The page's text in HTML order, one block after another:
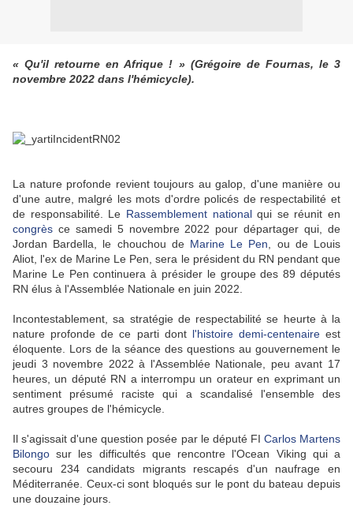
« Qu'il retourne en Afrique ! » (Grégoire de Fournas, le 3
novembre 2022 dans l'hémicycle).
La nature profonde revient toujours au galop, d'une manière ou
d'une autre, malgré les mots d'ordre policés de respectabilité et
de responsabilité. Le Rassemblement nationalqui se réunit en
congrès ce samedi 5 novembre 2022 pour départager qui, de
Jordan Bardella, le chouchou de Marine Le Pen , ou de Louis
Aliot, l'ex de Marine Le Pen, sera le président du RN pendant que
Marine Le Pen continuera à présider le groupe des 89 députés
RN élus à l'Assemblée Nationale en juin 2022.
Incontestablement, sa stratégie de respectabilité se heurte à la
nature profonde de ce parti dont l'histoire demi-centenaireest
éloquente. Lors de la séance des questions au gouvernement le
jeudi 3 novembre 2022 à l'Assemblée Nationale, peu avant 17
heures, un député RN a interrompu un orateur en exprimant un
sentiment présumé raciste qui a scandalisé l'ensemble des
autres groupes de l'hémicycle.
Il s'agissait d'une question posée par le député FI Carlos Martens
Bilongo sur les difficultés que rencontre l'Ocean Viking qui a
secouru 234 candidats migrants rescapés d'un naufrage en
Méditerranée. Ceux-ci sont bloqués sur le pont du bateau depuis
une douzaine jours.